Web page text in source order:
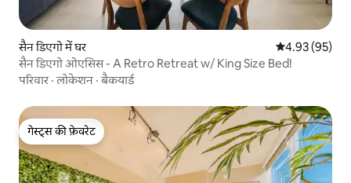
सैन डिएगो में घर औसत रेटिंग 5 में
4.93 (95)
सैन डिएगो ओएसिस - A Retro Retreat w/ King Size Bed!
परिवार ·लोकेशन ·बैकयार्ड
गेस्ट्स की फ़ेवरेट
गेस्ट्स की फ़ेवरेट